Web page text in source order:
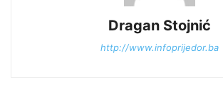
Dragan Stojnić
http://www.infoprijedor.ba